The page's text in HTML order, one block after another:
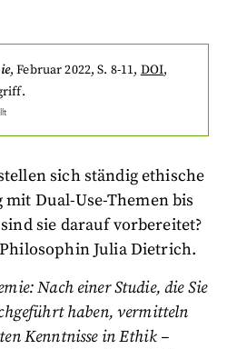
,Februar 2022, S. 8-11, DOI,
sich ständig ethische
mit Dual-Use-Themen bis
sie darauf vorbereitet?
Julia Dietrich.
Nach einer Studie, die Sie
haben, vermitteln
Kenntnisse in Ethik –